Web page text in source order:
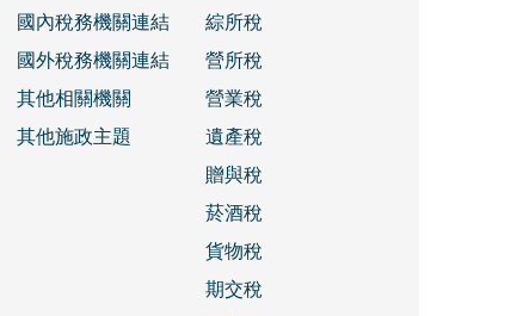
國內稅務機關連結
國外稅務機關連結
其他相關機關
其他施政主題
綜所稅
營所稅
營業稅
遺產稅
贈與稅
菸酒稅
貨物稅
期交稅